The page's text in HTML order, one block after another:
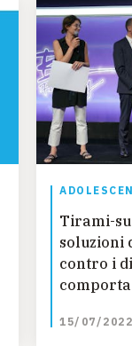
Tirami-
soluzioni
contro i
15/07/2022